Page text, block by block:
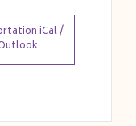
iCal /